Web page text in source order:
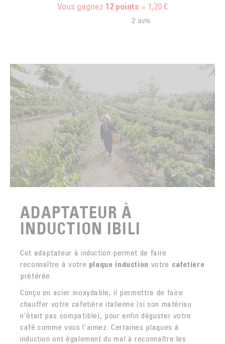
Vous gagnez 12points = 1,20 €
ADAPTATEUR À
INDUCTION IBILI
Cet adaptateur à induction permet de faire
reconnaître à votre plaque induction votre cafetière
préférée.
Conçu en acier inoxydable, il permettra de faire
chauffer votre cafetière italienne (si son matériau
n’était pas compatible), pour enfin déguster votre
café comme vous l’aimez. Certaines plaques à
induction ont également du mal à reconnaître les